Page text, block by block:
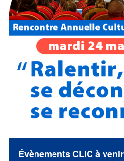
Évènements CLIC à venir